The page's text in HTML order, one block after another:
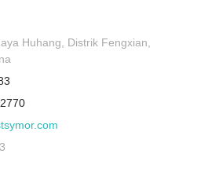
Huhang, Distrik Fengxian,